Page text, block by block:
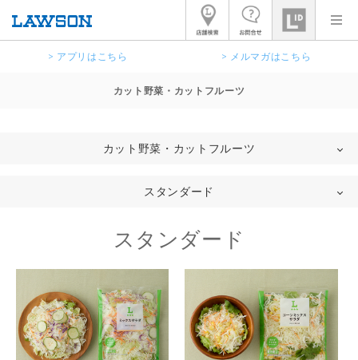
> アプリはこちら > メルマガはこちら
カット野菜・カットフルーツ
カット野菜・カットフルーツ
スタンダード
スタンダード